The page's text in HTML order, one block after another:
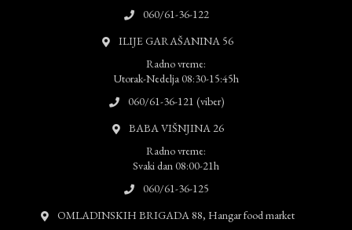
060/61-36-122
ILIJE GARAŠANINA 56
Radno vreme:
Utorak-Nedelja 08:30-15:45h
060/61-36-121 (viber)
BABA VIŠNJINA 26
Radno vreme:
Svaki dan 08:00-21h
060/61-36-125
OMLADINSKIH BRIGADA 88, Hangar food market